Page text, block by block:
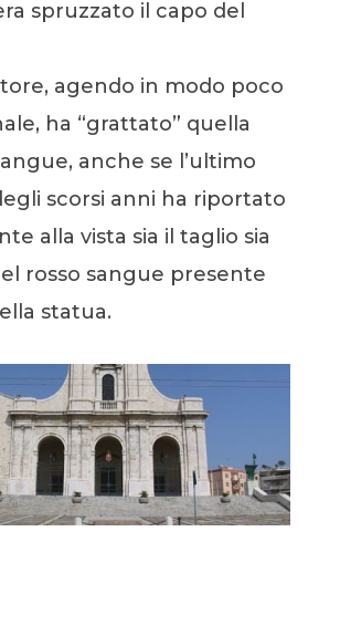
spruzzato il capo del
agendo in modo poco
ha “grattato” quella
anche se l’ultimo
scorsi anni ha riportato
alla vista sia il taglio sia
rosso sangue presente
statua.